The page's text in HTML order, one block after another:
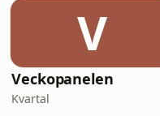
V
Veckopanelen
Kvartal